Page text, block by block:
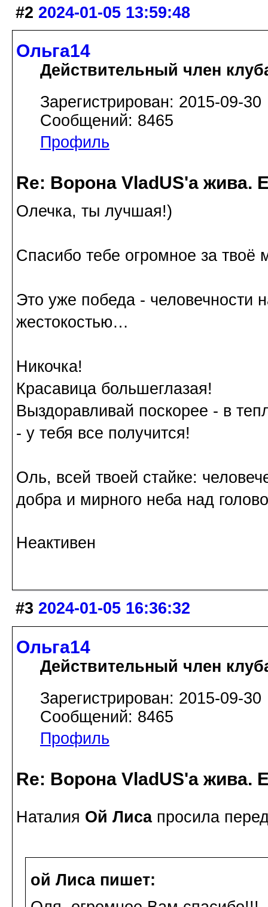
#2 2024-01-05 13:59:48
Ольга14
Действительный член
Зарегистрирован: 2015-09-30
Сообщений: 8465
Профиль
Re: Ворона VladUS'а жива.
Олечка, ты лучшая!)
Спасибо тебе огромное за твоё
Это уже победа - человечности
жестокостью…
Никочка!
Красавица большеглазая!
Выздоравливай поскорее - в
- у тебя все получится!
Оль, всей твоей стайке:
добра и мирного неба над
Неактивен
#3 2024-01-05 16:36:32
Ольга14
Действительный член
Зарегистрирован: 2015-09-30
Сообщений: 8465
Профиль
Re: Ворона VladUS'а жива.
Наталия Ой Лисапросила
ой Лиса пишет: